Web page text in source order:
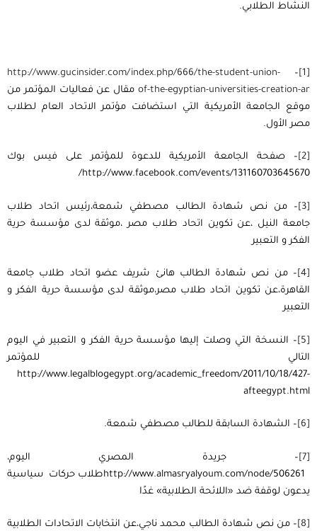
النشاط الطلابي.
–
http://www.gucinsider.com/index.php/666/the-student-union-
of-the-egyptian-universities-creation-arمقال عن فعاليات المؤتمر من
موقع الجامعة الأمريكية التي استضافت مؤتمر الاتحاد العام لطلاب
مصر الأول.
– صفحة الجامعة الأمريكية للدعوة للمؤتمر على فيس بوك
http://www.facebook.com/events/131160703645670/
– من نص شهادة الطالب مصطفي شمعة،رئيس اتحاد طلاب
جامعة النيل ،عن تكوين اتحاد طلاب مصر ،موثقة لدى مؤسسة حرية
الفكر و التعبير
– من نص شهادة الطالب هانئ شريف عضو اتحاد طلاب جامعة
القاهرة،عن تكوين اتحاد طلاب مصر،موثقة لدى مؤسسة حرية الفكر و
التعبير
– النسخة التي وصلت إليها مؤسسة حرية الفكر و التعبير في اليوم
التالي للمؤتمر
http://www.legalblogegypt.org/academic_freedom/2011/10/18/427-
afteegypt.html
– الشهادة السابقة للطالب مصطفي شمعة.
– جريدة المصري اليوم،
http://www.almasryalyoum.com/node/506261طلاب حركات سياسية
يدعون لوقفة ضد «اللائحة الطلابية» غدًا
– من نص شهادة الطالب محمد ناجي،عن انتخابات الاتحادات الطلابية